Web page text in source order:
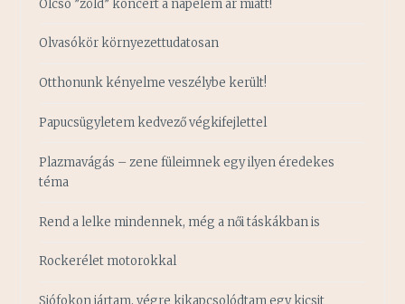
Olcsó ”zöld” koncert a napelem ár miatt!
Olvasókör környezettudatosan
Otthonunk kényelme veszélybe került!
Papucsügyletem kedvező végkifejlettel
Plazmavágás – zene füleimnek egy ilyen éredekes
téma
Rend a lelke mindennek, még a női táskákban is
Rockerélet motorokkal